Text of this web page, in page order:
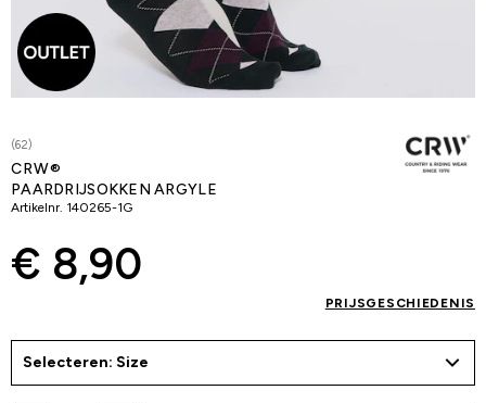
(62)
CRW®
PAARDRIJSOKKEN ARGYLE
Artikelnr. 140265-1G
€ 8,90
PRIJSGESCHIEDENIS
Selecteren: Size